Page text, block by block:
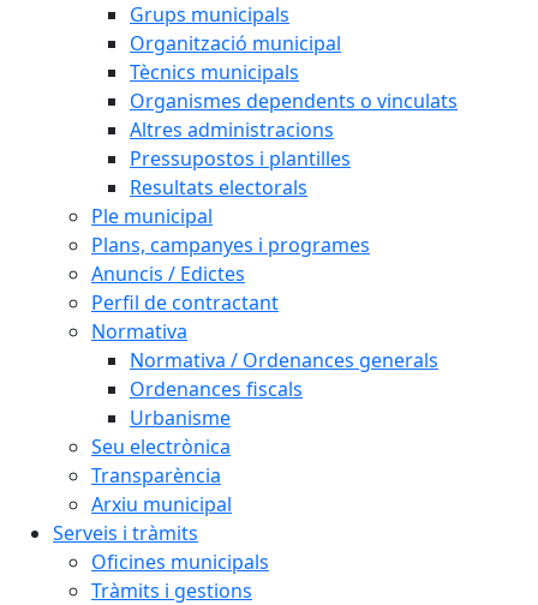
Grups municipals
Organització municipal
Tècnics municipals
Organismes dependents o vinculats
Altres administracions
Pressupostos i plantilles
Resultats electorals
Ple municipal
Plans, campanyes i programes
Anuncis / Edictes
Perfil de contractant
Normativa
Normativa / Ordenances generals
Ordenances fiscals
Urbanisme
Seu electrònica
Transparència
Arxiu municipal
Serveis i tràmits
Oficines municipals
Tràmits i gestions